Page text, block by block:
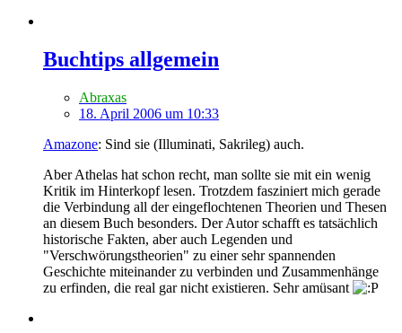
Buchtips allgemein
Abraxas
18. April 2006 um 10:33
Amazone: Sind sie (Illuminati, Sakrileg) auch.
Aber Athelas hat schon recht, man sollte sie mit ein wenig
Kritik im Hinterkopf lesen. Trotzdem fasziniert mich gerade
die Verbindung all der eingeflochtenen Theorien und Thesen
an diesem Buch besonders. Der Autor schafft es tatsächlich
historische Fakten, aber auch Legenden und
"Verschwörungstheorien" zu einer sehr spannenden
Geschichte miteinander zu verbinden und Zusammenhänge
zu erfinden, die real gar nicht existieren. Sehr amüsant